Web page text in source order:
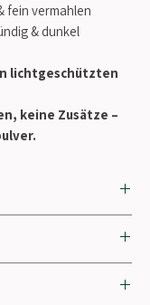
fein vermahlen
& dunkel
lichtgeschützten
keine Zusätze –